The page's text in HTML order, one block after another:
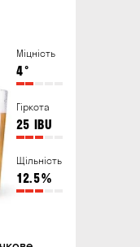
Міцність
4°
Гіркота
25 IBU
Щільність
12.5%